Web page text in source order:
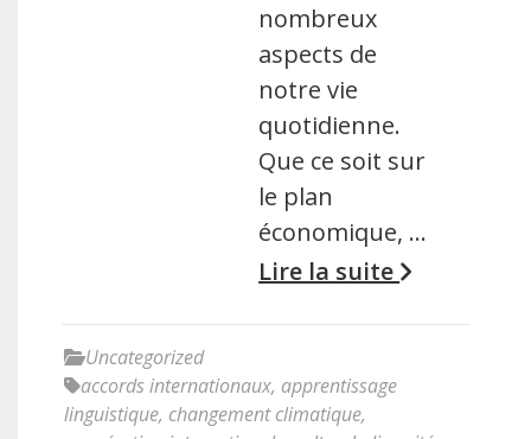
nombreux
aspects de
notre vie
quotidienne.
Que ce soit sur
le plan
économique, …
Lire la suite
Uncategorized
accords internationaux, apprentissage
linguistique, changement climatique,